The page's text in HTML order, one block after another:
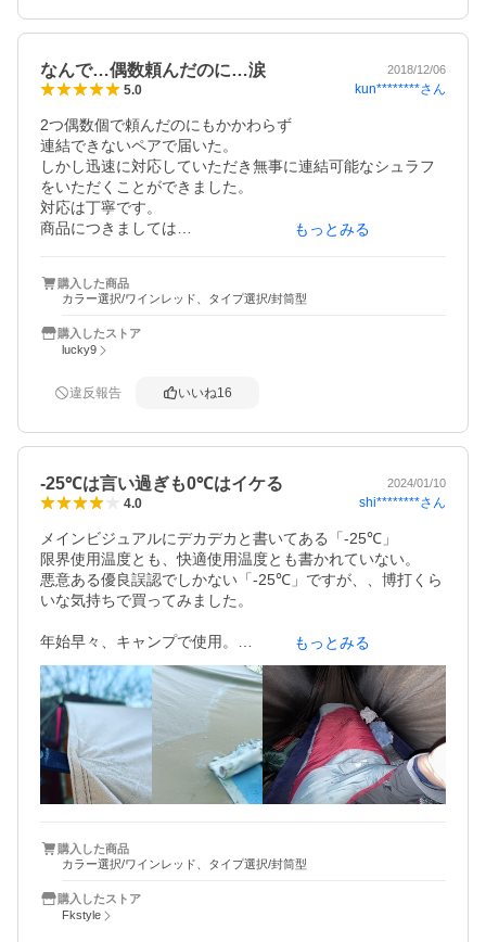
てましたが私的にはさ程気になりません（個人差があるの
の購入ポイントは連結できる事です。最初はファスナー部
の取扱が分からず（不具合も有り）スタッフの方にメール
るようになりました。冬キャンプ、車中泊が楽しみになり
ました。
なんで…偶数頼んだのに…涙 2018/12/06
5.0 kun********さん
2つ偶数個で頼んだのにもかかわらず
連結できないペアで届いた。
しかし迅速に対応していただき無事に連結可能なシュラフ
をいただくことができました。
対応は丁寧です。
商品につきましては
ら12月初めのこと。
私は人より大きいです。185センチ以上あります。
体重は筋肉質80キロを超えています。
ですがすこしつっかえる感覚はありますが楽に寝返りもで
封筒型のためかなり楽です。私の体格を超えるかたは残念
レビューにいくつかあったダウンが服につく現象はわたし
匂いに関してはキャンプに行くとよくする香りです。
これに慣れないならば外で何を使っても気になると思いま
ても匂いはとれませんでした。
しかしいい商品いい対応だったため最高評価にさせていた
だきます。
ヤフオクよりここのストアでポイント倍率やプレ値で気を
もっとみる
購入した商品
カラー選択/ワインレッド、タイプ選択/封筒型
購入したストア
lucky9
違反報告 いいね16
-25℃は言い過ぎも0℃はイケる 2024/01/10
4.0 shi********さん
メインビジュアルにデカデカと書いてある「-25℃」
限界使用温度とも、快適使用温度とも書かれていない。
悪意ある優良誤認でしかない「-25℃」ですが、、博打くら
いな気持ちで買ってみました。
年始早々、キャンプで使用。
TCタープとTC軍幕テントの2枚重ねの空間の中で、上は長
袖Tシャツとパーカー、下は下着とジョガーと靴下履いたま
ま。。
いざ、消灯。
幅にゆとりがあり中で寝返りやうつ伏せにもなれる。これ
はイイ。
ズな感じで「これ、イル？」な感じ。
そして、寝返り時などに時折寒いな、と感じることはあっ
たものの、結果的に朝までぐっすりでした。
もっとみる
購入した商品
カラー選択/ワインレッド、タイプ選択/封筒型
購入したストア
Fkstyle